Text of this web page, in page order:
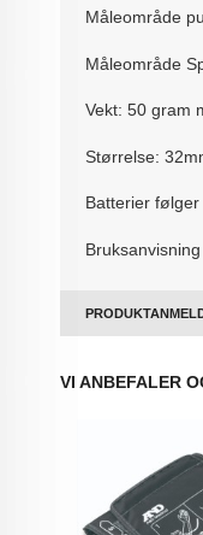
Måleområde
Måleområde
Vekt: 50 gram
Størrelse:
Batterier følger
VI ANBEFALER